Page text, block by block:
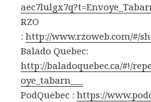
RZO
:http://www.rzoweb.com/#/
Balado Quebec:
http://baladoquebec.ca/#!/
oye_tabarn___
PodQuebec :https://